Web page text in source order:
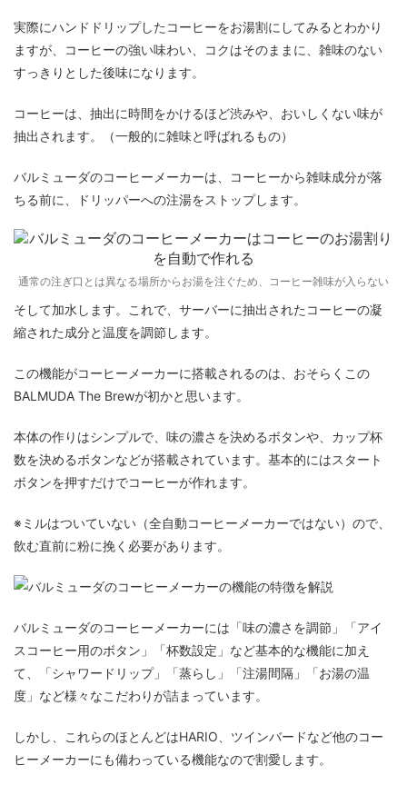
実際にハンドドリップしたコーヒーをお湯割にしてみるとわかり
ますが、コーヒーの強い味わい、コクはそのままに、雑味のない
すっきりとした後味になります。
コーヒーは、抽出に時間をかけるほど渋みや、おいしくない味が
抽出されます。（一般的に雑味と呼ばれるもの）
バルミューダのコーヒーメーカーは、コーヒーから雑味成分が落
ちる前に、ドリッパーへの注湯をストップします。
通常の注ぎ口とは異なる場所からお湯を注ぐため、コーヒー雑味が入らない
そして加水します。これで、サーバーに抽出されたコーヒーの凝
縮された成分と温度を調節します。
この機能がコーヒーメーカーに搭載されるのは、おそらくこの
BALMUDA The Brewが初かと思います。
本体の作りはシンプルで、味の濃さを決めるボタンや、カップ杯
数を決めるボタンなどが搭載されています。基本的にはスタート
ボタンを押すだけでコーヒーが作れます。
※ミルはついていない（全自動コーヒーメーカーではない）ので、
飲む直前に粉に挽く必要があります。
バルミューダのコーヒーメーカーには「味の濃さを調節」「アイ
スコーヒー用のボタン」「杯数設定」など基本的な機能に加え
て、「シャワードリップ」「蒸らし」「注湯間隔」「お湯の温
度」など様々なこだわりが詰まっています。
しかし、これらのほとんどはHARIO、ツインバードなど他のコー
ヒーメーカーにも備わっている機能なので割愛します。